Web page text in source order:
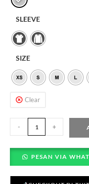
SLEEVE
SIZE
Clear
- +
PESAN VIA